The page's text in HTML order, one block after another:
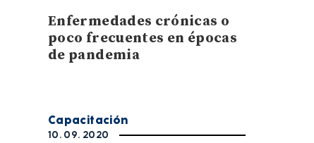
Enfermedades crónicas o
poco frecuentes en épocas
de pandemia
Capacitación
10. 09. 2020